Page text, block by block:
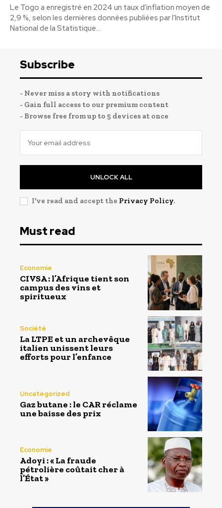
Le Togo a enregistré en 2024 un taux d'inflation moyen de
2,9 %, selon les dernières données publiées par l'Institut
National de la Statistique...
Subscribe
- Never miss a story with notifications
- Gain full access to our premium content
- Browse free from up to 5 devices at once
UNLOCK ALL
I've read and accept the Privacy Policy.
Must read
Economie
CIVSA : l’Afrique tient son
campus des vins et
spiritueux
Société
La LTPE et un archevêque
italien unissent leurs
efforts pour l’enfance
Uncategorized
Gaz butane : le CAR réclame
une baisse des prix
Economie
Adoyi : « La fraude
pétrolière coûtait cher à
l’État »